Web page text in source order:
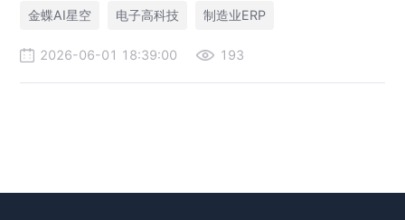
金蝶AI星空
电子高科技 制造业ERP
2026-06-01 18:39:00 193